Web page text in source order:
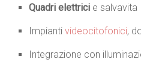
Quadri elettrici e salvavita
Impiantivideocitofonici,
Integrazione con